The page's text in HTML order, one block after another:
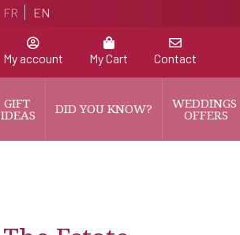
FR EN
My account My Cart Contact
GIFT
IDEAS DID YOU KNOW? WEDDINGS
OFFERS